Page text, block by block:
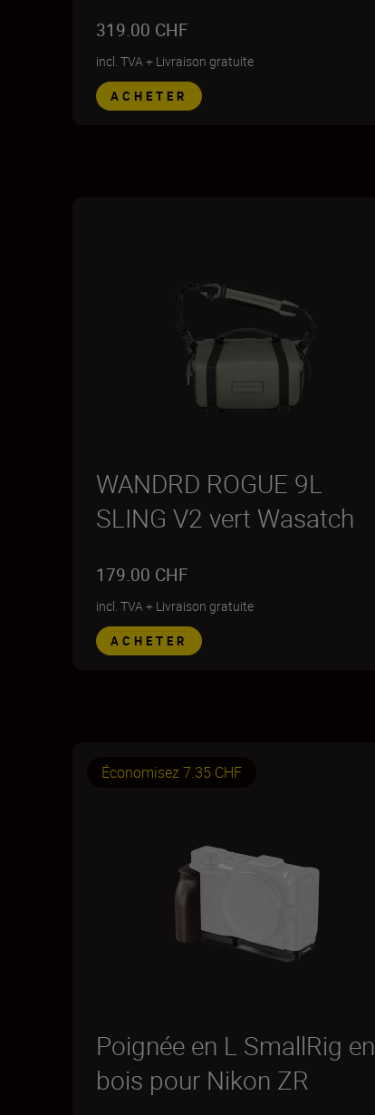
319.00 CHF
incl. TVA+ Livraison gratuite
ACHETER
WANDRD ROGUE 9L
SLING V2 vert Wasatch
179.00 CHF
incl. TVA+ Livraison gratuite
ACHETER
Économisez 7.35 CHF
Poignée en L SmallRig en
bois pour Nikon ZR